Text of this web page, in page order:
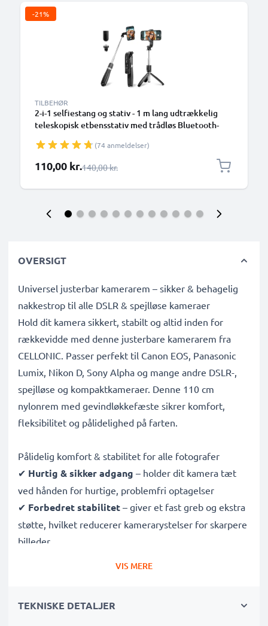
-21%
TILBEHØR
2-i-1 selfiestang og stativ - 1 m lang udtrækkelig
teleskopisk etbensstativ med trådløs Bluetooth-
iPhone, GoPro - sort(74 anmeldelser)
Særlig pris
110,00 kr.Almindelig pris
140,00 kr.
OVERSIGT
Universel justerbar kamerarem – sikker & behagelig
nakkestrop til alle DSLR & spejlløse kameraer
Hold dit kamera sikkert, stabilt og altid inden for
rækkevidde med denne justerbare kamerarem fra
CELLONIC. Passer perfekt til Canon EOS, Panasonic
Lumix, Nikon D, Sony Alpha og mange andre DSLR-,
spejlløse og kompaktkameraer. Denne 110 cm
nylonrem med gevindløkkefæste sikrer komfort,
fleksibilitet og pålidelighed på farten.
Pålidelig komfort & stabilitet for alle fotografer
✔ Hurtig & sikker adgang – holder dit kamera tæt
ved hånden for hurtige, problemfri optagelser
✔ Forbedret stabilitet – giver et fast greb og ekstra
støtte, hvilket reducerer kamerarystelser for skarpere
billeder
perfekt til udendørs fotografering
VIS MERE
TEKNISKE DETALJER